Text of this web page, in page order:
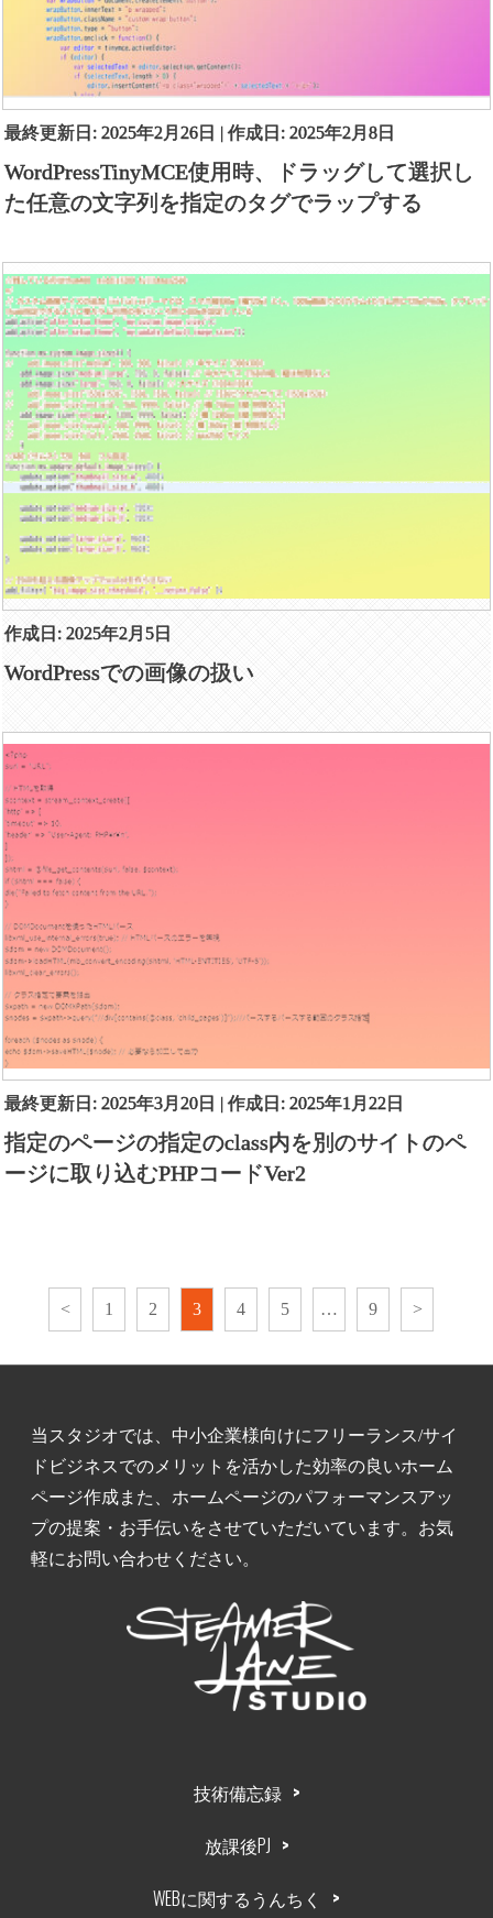
最終更新日: 2025年2月26日 | 作成日: 2025年2月8日
WordPressTinyMCE使用時、ドラッグして選択し
た任意の文字列を指定のタグでラップする
作成日: 2025年2月5日
WordPressでの画像の扱い
最終更新日: 2025年3月20日 | 作成日: 2025年1月22日
指定のページの指定のclass内を別のサイトのペ
ージに取り込むPHPコードVer2
< 1 2 3 4 5 … 9 >
当スタジオでは、中小企業様向けにフリーランス/サイ
ドビジネスでのメリットを活かした効率の良いホーム
ページ作成また、ホームページのパフォーマンスアッ
プの提案・お手伝いをさせていただいています。お気
軽にお問い合わせください。
技術備忘録
放課後PJ
WEBに関するうんちく